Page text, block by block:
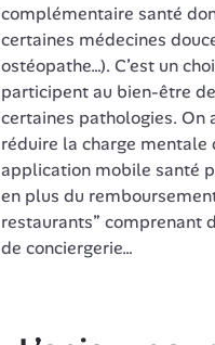
complémentaire santé
certaines médecines
ostéopathe…). C’est un
participent au bien-être
certaines pathologies. On
réduire la charge mentale
application mobile santé
en plus du
restaurants” comprenant
de conciergerie…